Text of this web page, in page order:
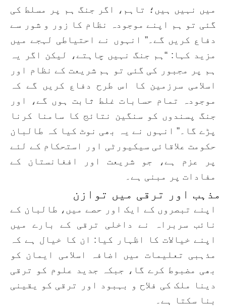
میں نہیں ہیں؛ تاہم، اگر جنگ ہم پر مسلط کی
گئی تو ہم اپنے موجودہ نظام کا زور و شور سے
دفاع کریں گے۔” انہوں نے احتیاطی لہجے میں
مزید کہا: “ہم جنگ نہیں چاہتے، لیکن اگر یہ
ہم پر مجبور کی گئی تو ہم شریعت کے نظام اور
اسلامی سرزمین کا اس طرح دفاع کریں گے کہ
موجودہ تمام حسابات غلط ثابت ہوں گے، اور
جنگ پسندوں کو سنگین نتائج کا سامنا کرنا
پڑے گا۔” انہوں نے یہ بھی نوٹ کیا کہ طالبان
حکومت علاقائی سیکیورٹی اور استحکام کے لئے
پر عزم ہے، جو شریعت اور افغانستان کے
مفادات پر مبنی ہے۔
مذہب اور ترقی میں توازن
اپنے تبصروں کے ایک اور حصے میں، طالبان کے
نائب سربراہ نے داخلی ترقی کے بارے میں
اپنے خیالات کا اظہار کیا: ان کا خیال ہے کہ
مذہبی تعلیمات میں اضافہ اسلامی ایمان کو
بھی مضبوط کرے گا، جبکہ جدید علوم کو ترقی
دینا ملک کی فلاح و بہبود اور ترقی کو یقینی
بنا سکتا ہے۔